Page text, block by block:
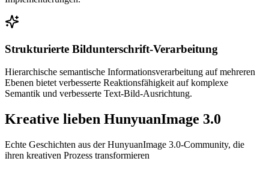
Strukturierte Bildunterschrift-Verarbeitung
Hierarchische semantische Informationsverarbeitung auf mehreren
Ebenen bietet verbesserte Reaktionsfähigkeit auf komplexe
Semantik und verbesserte Text-Bild-Ausrichtung.
Kreative lieben HunyuanImage 3.0
Echte Geschichten aus der HunyuanImage 3.0-Community, die
ihren kreativen Prozess transformieren